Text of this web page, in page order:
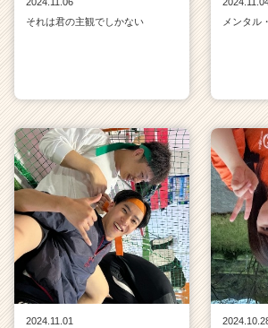
それは君の主観でしかない
メンタル
2024.11.01